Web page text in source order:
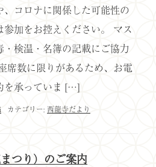
、コロナに関係した可能性の
参加をお控えください。 マス
・検温・名簿の記載にご協力
席数に限りがあるため、お電
を承っていま […]
カテゴリー: 西龍寺だより
つり）のご案内